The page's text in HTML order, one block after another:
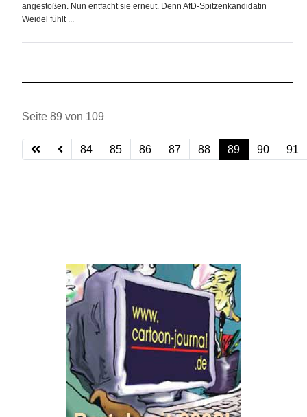
angestoßen. Nun entfacht sie erneut. Denn AfD-Spitzenkandidatin
Weidel fühlt ...
Seite 89 von 109
84 85 86 87 88 89 90 91